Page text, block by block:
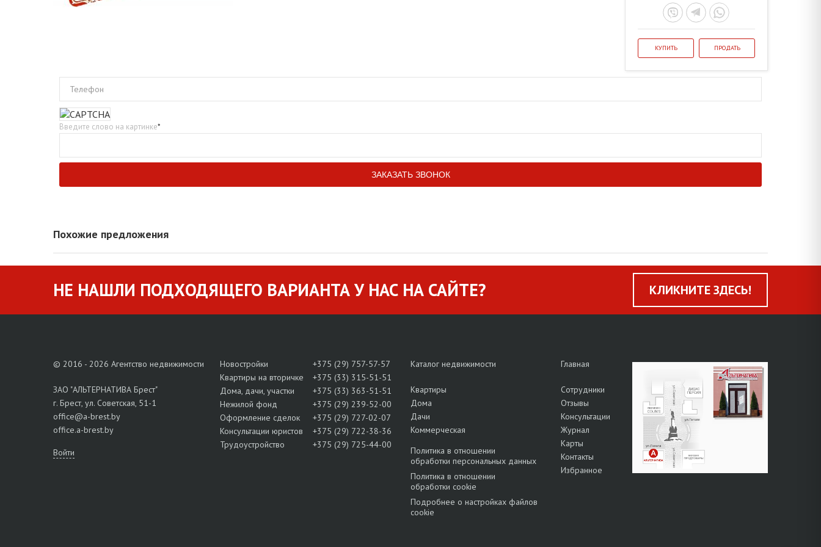
КУПИТЬ ПРОДАТЬ
Телефон
Введите слово на картинке*
Похожие предложения
НЕ НАШЛИ ПОДХОДЯЩЕГО ВАРИАНТА У НАС НА САЙТЕ? КЛИКНИТЕ ЗДЕСЬ!
© 2016 - 2026 Агентство недвижимости
ЗАО "АЛЬТЕРНАТИВА Брест"
г. Брест, ул. Советская, 51-1
office@a-brest.by
office.a-brest.by
Войти
Новостройки
+375 (29) 757-57-57
Квартиры на вторичке
+375 (33) 315-51-51
Дома, дачи, участки
+375 (33) 363-51-51
Нежилой фонд
+375 (29) 239-52-00
Оформление сделок
+375 (29) 727-02-07
Консультации юристов
+375 (29) 722-38-36
Трудоустройство
+375 (29) 725-44-00
Каталог недвижимости
Квартиры
Дома
Дачи
Коммерческая
Политика в отношении
обработки персональных данных
Политика в отношении
обработки cookie
Подробнее о настройках файлов
cookie
Главная
Сотрудники
Отзывы
Консультации
Журнал
Карты
Контакты
Избранное